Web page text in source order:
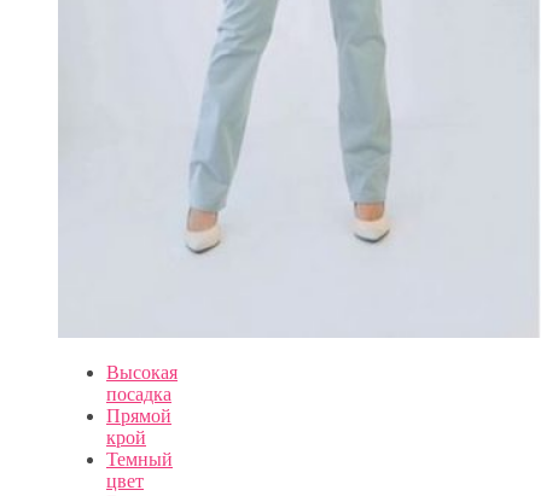
Высокая
посадка
Прямой
крой
Темный
цвет